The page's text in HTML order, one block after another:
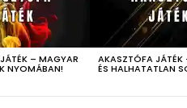
– MAGYAR
NYOMÁBAN!
AKASZTÓFA JÁTÉK
ÉS HALHATATLAN